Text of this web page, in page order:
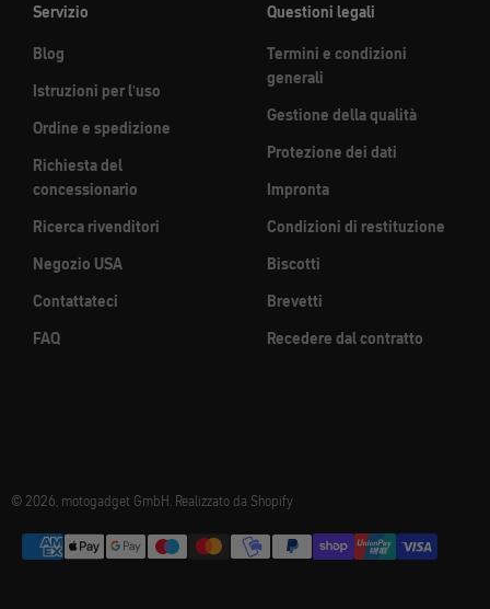
Servizio
Blog
Istruzioni per l'uso
Ordine e spedizione
Richiesta del
concessionario
Ricerca rivenditori
Negozio USA
Contattateci
FAQ
Questioni legali
Termini e condizioni
generali
Gestione della qualità
Protezione dei dati
Impronta
Condizioni di restituzione
Biscotti
Brevetti
Recedere dal contratto
© 2026, motogadget GmbH. Realizzato da Shopify